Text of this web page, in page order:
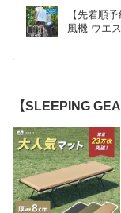
【先着順
風機 ウエ
【SLEEPING